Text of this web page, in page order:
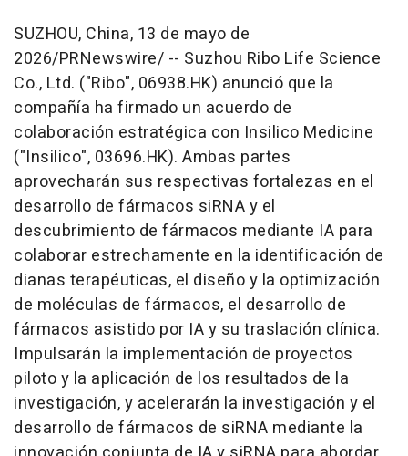
SUZHOU, China, 13 de mayo de
2026/PRNewswire/ -- Suzhou Ribo Life Science
Co., Ltd. ("Ribo", 06938.HK) anunció que la
compañía ha firmado un acuerdo de
colaboración estratégica con Insilico Medicine
("Insilico", 03696.HK). Ambas partes
aprovecharán sus respectivas fortalezas en el
desarrollo de fármacos siRNA y el
descubrimiento de fármacos mediante IA para
colaborar estrechamente en la identificación de
dianas terapéuticas, el diseño y la optimización
de moléculas de fármacos, el desarrollo de
fármacos asistido por IA y su traslación clínica.
Impulsarán la implementación de proyectos
piloto y la aplicación de los resultados de la
investigación, y acelerarán la investigación y el
desarrollo de fármacos de siRNA mediante la